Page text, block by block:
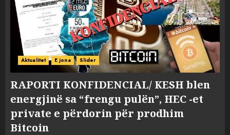
Aktualitet E jona Slider
RAPORTI KONFIDENCIAL/ KESH blen
energjinë sa “frengu pulën”, HEC -et
private e përdorin për prodhim
Bitcoin